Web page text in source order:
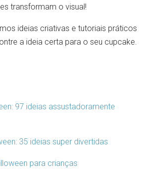
transformam o visual!
ideias criativas e tutoriais práticos
a ideia certa para o seu cupcake.
97 ideias assustadoramente
35 ideias super divertidas
para crianças